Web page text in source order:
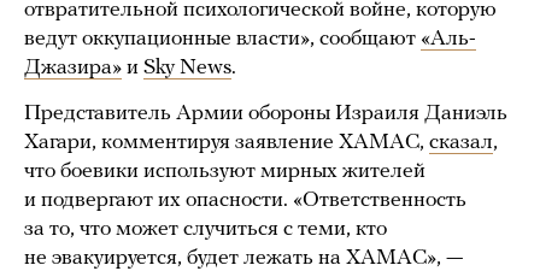
отвратительной психологической войне, которую
ведут оккупационные власти», сообщают «Аль-
Джазира» и Sky News.
Представитель Армии обороны Израиля Даниэль
Хагари, комментируя заявление ХАМАС, сказал,
что боевики используют мирных жителей
и подвергают их опасности. «Ответственность
за то, что может случиться с теми, кто
не эвакуируется, будет лежать на ХАМАС», —